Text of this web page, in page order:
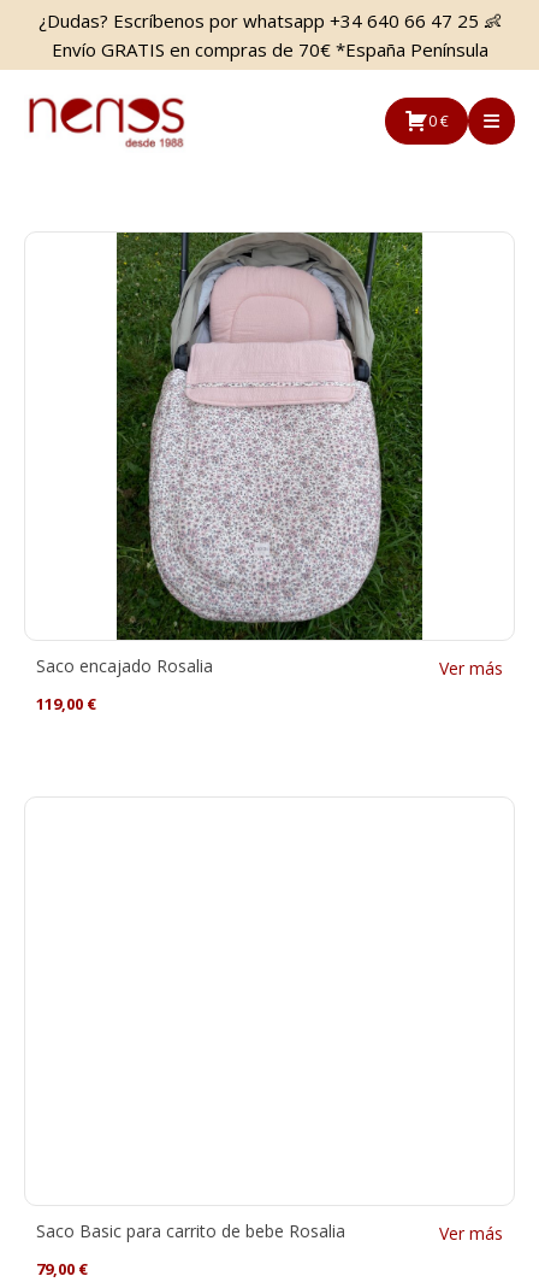
Saltar
contenido
principal
Saltar
la
barra
lateral
¿Dudas? Escríbenos por whatsapp +34 640 66 47 25 👶
Envío GRATIS en compras de 70€ *España Península
0 €
Saco encajado Rosalia
119,00 €
Ver más
Saco Basic para carrito de bebe Rosalia
79,00 €
Ver más